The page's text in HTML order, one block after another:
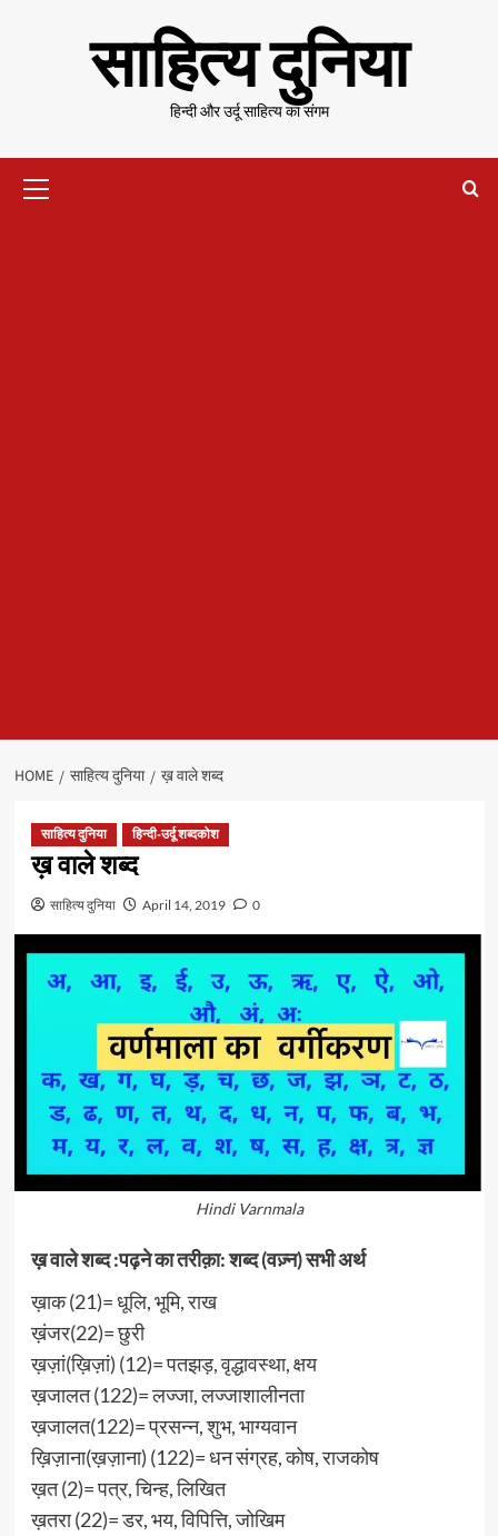
साहित्य दुनिया
हिन्दी और उर्दू साहित्य का संगम
Menu
HOME साहित्य दुनिया ख़ वाले शब्द
साहित्य दुनिया हिन्दी-उर्दू शब्दकोश
ख़ वाले शब्द
साहित्य दुनिया April 14, 2019 0
Hindi Varnmala
ख़ वाले शब्द :पढ़ने का तरीक़ा: शब्द (वज़्न) सभी अर्थ
ख़ाक (21)= धूलि, भूमि, राख
ख़ंजर(22)= छुरी
ख़ज़ां(ख़िज़ां) (12)= पतझड़, वृद्धावस्था, क्षय
ख़जालत (122)= लज्जा, लज्जाशालीनता
ख़जालत(122)= प्रसन्न, शुभ, भाग्यवान
ख़िज़ाना(ख़ज़ाना) (122)= धन संग्रह, कोष, राजकोष
ख़त (2)= पत्र, चिन्ह, लिखित
ख़तरा (22)= डर, भय, विपित्ति, जोखिम